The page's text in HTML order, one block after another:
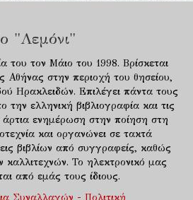
"Λεμόνι"
του τον Μάιο του 1998. Βρίσκεται
Αθήνας στην περιοχή του θησείου,
Ηρακλειδών. Επιλέγει πάντα τους
την ελληνική βιβλιογραφία και τις
άρτια ενημέρωση στην ποίηση στη
και οργανώνει σε τακτά
βιβλίων από συγγραφείς, καθώς
καλλιτεχνών. Το ηλεκτρονικό μας
από εμάς τους ίδιους.
Συναλλαγών - Πολιτική